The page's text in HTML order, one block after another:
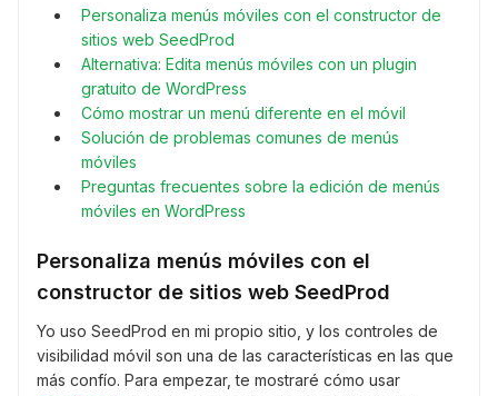
Personaliza menús móviles con el constructor de
sitios web SeedProd
Alternativa: Edita menús móviles con un plugin
gratuito de WordPress
Cómo mostrar un menú diferente en el móvil
Solución de problemas comunes de menús
móviles
Preguntas frecuentes sobre la edición de menús
móviles en WordPress
Personaliza menús móviles con el
constructor de sitios web SeedProd
Yo uso SeedProd en mi propio sitio, y los controles de
visibilidad móvil son una de las características en las que
más confío. Para empezar, te mostraré cómo usar